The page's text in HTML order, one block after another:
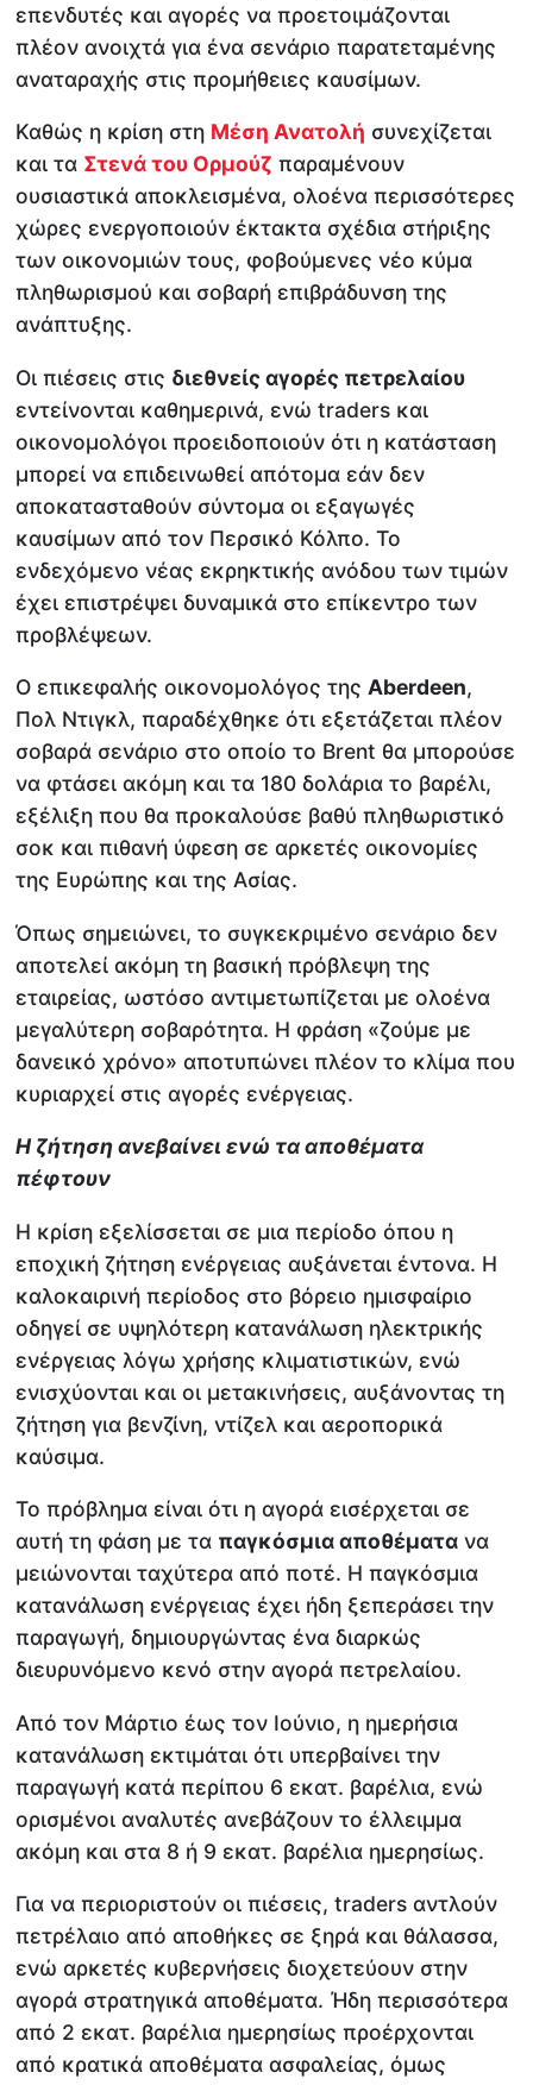
επενδυτές και αγορές να προετοιμάζονται
πλέον ανοιχτά για ένα σενάριο παρατεταμένης
αναταραχής στις προμήθειες καυσίμων.
Καθώς η κρίση στη Μέση Ανατολή συνεχίζεται
και τα Στενά του Ορμούζ παραμένουν
ουσιαστικά αποκλεισμένα, ολοένα περισσότερες
χώρες ενεργοποιούν έκτακτα σχέδια στήριξης
των οικονομιών τους, φοβούμενες νέο κύμα
πληθωρισμού και σοβαρή επιβράδυνση της
ανάπτυξης.
Οι πιέσεις στις διεθνείς αγορές πετρελαίου
εντείνονται καθημερινά, ενώ traders και
οικονομολόγοι προειδοποιούν ότι η κατάσταση
μπορεί να επιδεινωθεί απότομα εάν δεν
αποκατασταθούν σύντομα οι εξαγωγές
καυσίμων από τον Περσικό Κόλπο. Το
ενδεχόμενο νέας εκρηκτικής ανόδου των τιμών
έχει επιστρέψει δυναμικά στο επίκεντρο των
προβλέψεων.
Ο επικεφαλής οικονομολόγος της Aberdeen,
Πολ Ντιγκλ, παραδέχθηκε ότι εξετάζεται πλέον
σοβαρά σενάριο στο οποίο το Brent θα μπορούσε
να φτάσει ακόμη και τα 180 δολάρια το βαρέλι,
εξέλιξη που θα προκαλούσε βαθύ πληθωριστικό
σοκ και πιθανή ύφεση σε αρκετές οικονομίες
της Ευρώπης και της Ασίας.
Όπως σημειώνει, το συγκεκριμένο σενάριο δεν
αποτελεί ακόμη τη βασική πρόβλεψη της
εταιρείας, ωστόσο αντιμετωπίζεται με ολοένα
μεγαλύτερη σοβαρότητα. Η φράση «ζούμε με
δανεικό χρόνο» αποτυπώνει πλέον το κλίμα που
κυριαρχεί στις αγορές ενέργειας.
Η ζήτηση ανεβαίνει ενώ τα αποθέματα
πέφτουν
Η κρίση εξελίσσεται σε μια περίοδο όπου η
εποχική ζήτηση ενέργειας αυξάνεται έντονα. Η
καλοκαιρινή περίοδος στο βόρειο ημισφαίριο
οδηγεί σε υψηλότερη κατανάλωση ηλεκτρικής
ενέργειας λόγω χρήσης κλιματιστικών, ενώ
ενισχύονται και οι μετακινήσεις, αυξάνοντας τη
ζήτηση για βενζίνη, ντίζελ και αεροπορικά
καύσιμα.
Το πρόβλημα είναι ότι η αγορά εισέρχεται σε
αυτή τη φάση με τα παγκόσμια αποθέματα να
μειώνονται ταχύτερα από ποτέ. Η παγκόσμια
κατανάλωση ενέργειας έχει ήδη ξεπεράσει την
παραγωγή, δημιουργώντας ένα διαρκώς
διευρυνόμενο κενό στην αγορά πετρελαίου.
Από τον Μάρτιο έως τον Ιούνιο, η ημερήσια
κατανάλωση εκτιμάται ότι υπερβαίνει την
παραγωγή κατά περίπου 6 εκατ. βαρέλια, ενώ
ορισμένοι αναλυτές ανεβάζουν το έλλειμμα
ακόμη και στα 8 ή 9 εκατ. βαρέλια ημερησίως.
Για να περιοριστούν οι πιέσεις, traders αντλούν
πετρέλαιο από αποθήκες σε ξηρά και θάλασσα,
ενώ αρκετές κυβερνήσεις διοχετεύουν στην
αγορά στρατηγικά αποθέματα. Ήδη περισσότερα
από 2 εκατ. βαρέλια ημερησίως προέρχονται
από κρατικά αποθέματα ασφαλείας, όμως